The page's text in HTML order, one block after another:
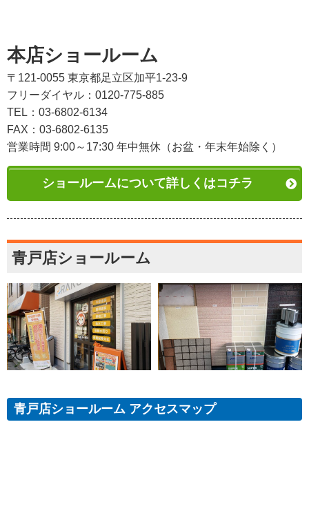
本店ショールーム
〒121-0055 東京都足立区加平1-23-9
フリーダイヤル：0120-775-885
TEL：03-6802-6134
FAX：03-6802-6135
営業時間 9:00～17:30 年中無休（お盆・年末年始除く）
ショールームについて詳しくはコチラ
青戸店ショールーム
青戸店ショールーム アクセスマップ